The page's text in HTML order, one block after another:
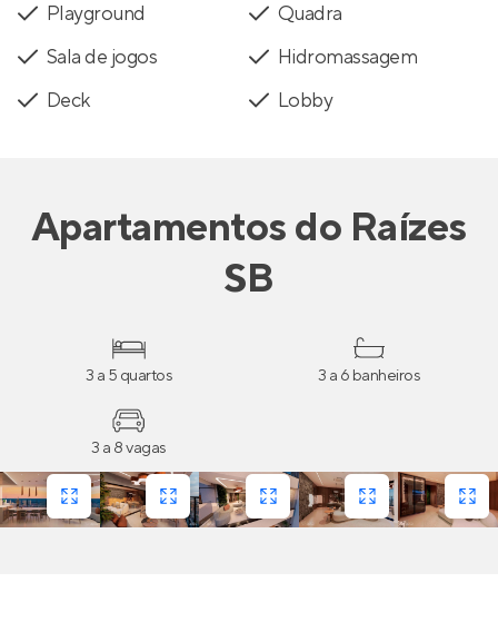
Playground
Quadra
Sala de jogos
Hidromassagem
Deck
Lobby
Apartamentosdo Raízes
SB
3 a 5 quartos 3 a 6 banheiros
3 a 8 vagas